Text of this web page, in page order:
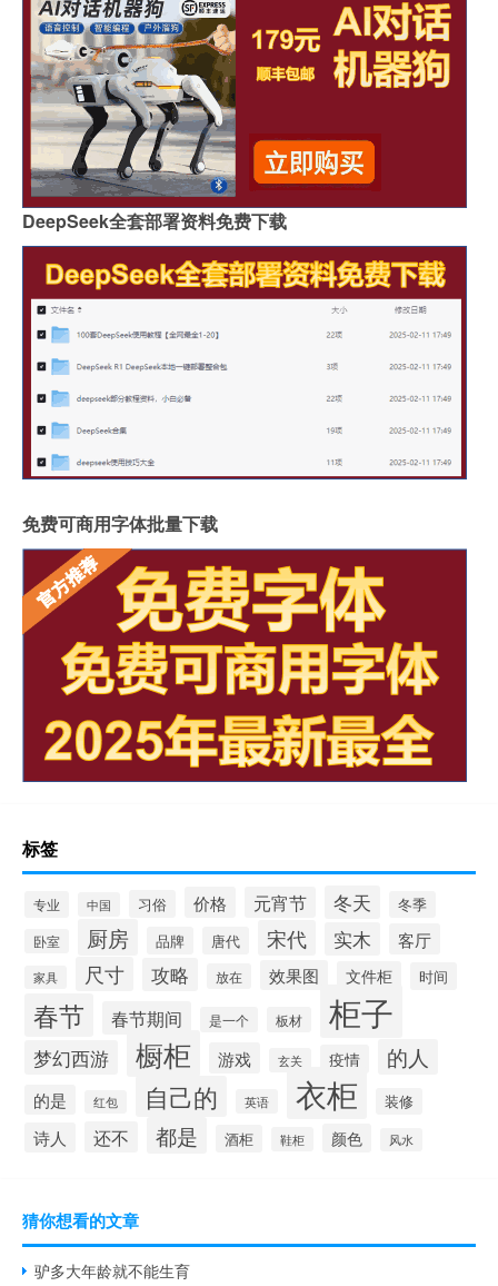
DeepSeek全套部署资料免费下载
免费可商用字体批量下载
标签
专业 中国 习俗 价格 元宵节 冬天 冬季
卧室 厨房 品牌 唐代 宋代 实木 客厅
家具 尺寸 攻略 放在 效果图 文件柜 时间
春节 春节期间 是一个 板材 柜子
梦幻西游 橱柜 游戏 玄关 疫情 的人
的是 红包 自己的 英语 衣柜 装修
诗人 还不 都是 酒柜 鞋柜 颜色 风水
猜你想看的文章
驴多大年龄就不能生育